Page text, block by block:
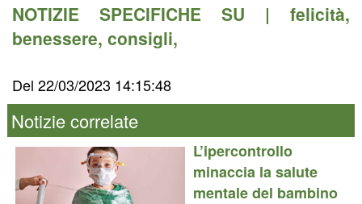
NOTIZIE SPECIFICHE SU | felicità,
benessere, consigli,
Del 22/03/2023 14:15:48
Notizie correlate
L’ipercontrollo
minaccia la salute
mentale del bambino